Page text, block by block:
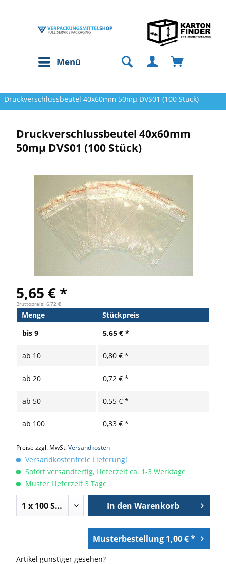
Menü
Druckverschlussbeutel 40x60mm 50mµ DVS01 (100 Stück)
Druckverschlussbeutel 40x60mm
50mµ DVS01 (100 Stück)
5,65 € *
Bruttopreis: 6,72 €
Menge
Stückpreis
bis 9 5,65 € *
ab 10 0,80 € *
ab 20 0,72 € *
ab 50 0,55 € *
ab 100 0,33 € *
Preise zzgl. MwSt.Versandkosten
Versandkostenfreie Lieferung!
Sofort versandfertig, Lieferzeit ca. 1-3 Werktage
Muster Lieferzeit 3 Tage
In den Warenkorb
Musterbestellung 1,00 € *
Artikel günstiger gesehen?